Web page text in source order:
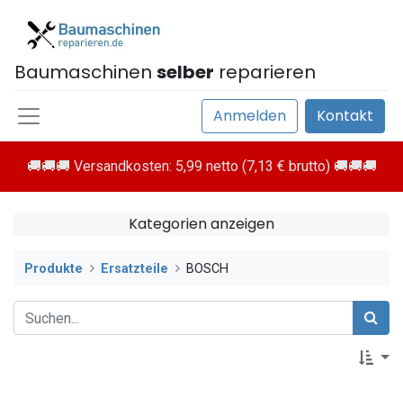
Baumaschinen selber reparieren
Anmelden Kontakt
🚚🚚🚚 Versandkosten: 5,99 netto (7,13 € brutto) 🚚🚚🚚
Kategorien anzeigen
Produkte Ersatzteile BOSCH